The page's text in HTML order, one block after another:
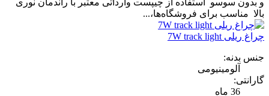
بالا مناسب برای فروشگاه‌ها،...
چراغ ریلی 7W track light
جنس بدنه:
آلومینیومی
گارانتی:
36 ماه